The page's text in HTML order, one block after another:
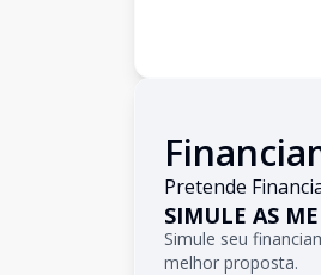
Pretende
SIMULE AS
Simule seu
melhor proposta.